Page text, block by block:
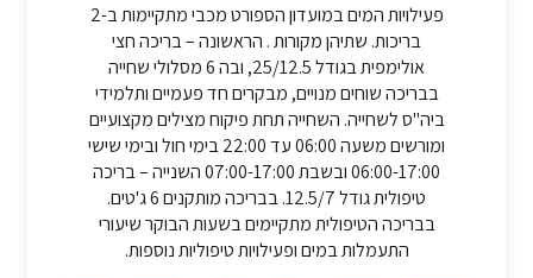
פעילויות המים במועדון הספורט מכבי מתקיימות ב-2
בריכות. שתיהן מקורות . הראשונה – בריכה חצי
אולימפית בגודל 25/12.5, ובה 6 מסלולי שחייה
בבריכה שוחים מנויים, מבקרים חד פעמיים ותלמידי
ביה"ס לשחייה. השחייה תחת פיקוח מצילים מקצועיים
ומורשים משעה 06:00 עד 22:00 בימי חול ובימי שישי
06:00-17:00 ובשבת 07:00-17:00 השנייה – בריכה
טיפולית גודל 12.5/7. בבריכה מותקנים 6 ג'טים.
בבריכה הטיפולית מתקיימים בשעות הבוקר שיעורי
התעמלות במים ופעילויות טיפוליות נוספות.